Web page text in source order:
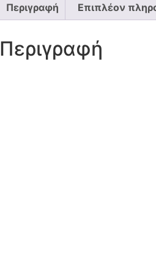
Περιγραφή Επιπλέον
Περιγραφή